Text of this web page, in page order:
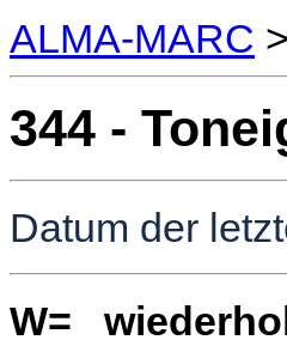
ALMA-MARC
344 -
Datum der
W=